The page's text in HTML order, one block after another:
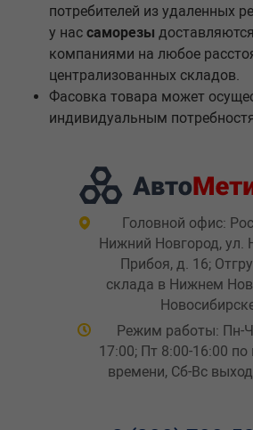
потребителей из удаленных
у нас саморезы
компаниями на любое
централизованных складов.
Фасовка товара может
индивидуальным
Головной офис:
Нижний Новгород, ул.
Прибоя, д. 16;
склада в Нижнем
Режим работы: Пн-
17:00; Пт 8:00-16:00
времени, Сб-Вс